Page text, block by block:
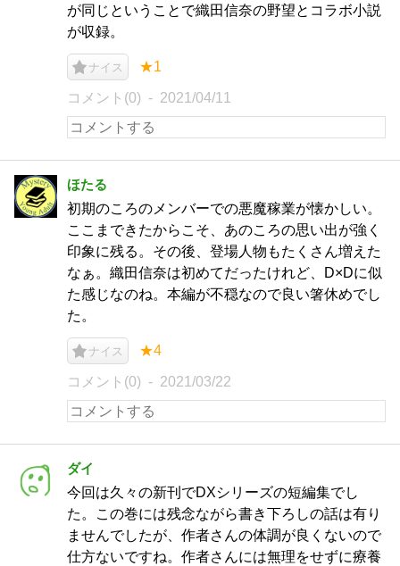
が同じということで織田信奈の野望とコラボ小説
が収録。
ナイス ★1
コメント(0) 2021/04/11
ほたる
初期のころのメンバーでの悪魔稼業が懐かしい。
ここまできたからこそ、あのころの思い出が強く
印象に残る。その後、登場人物もたくさん増えた
なぁ。織田信奈は初めてだったけれど、D×Dに似
た感じなのね。本編が不穏なので良い箸休めでし
た。
ナイス ★4
コメント(0) 2021/03/22
ダイ
今回は久々の新刊でDXシリーズの短編集でし
た。この巻には残念ながら書き下ろしの話は有り
ませんでしたが、作者さんの体調が良くないので
仕方ないですね。作者さんには無理をせずに療養